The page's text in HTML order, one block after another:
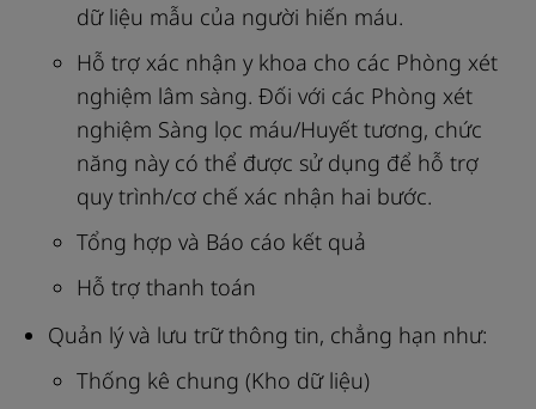
dữ liệu mẫu của người hiến máu.
Hỗ trợ xác nhận y khoa cho các Phòng xét
nghiệm lâm sàng. Đối với các Phòng xét
nghiệm Sàng lọc máu/Huyết tương, chức
năng này có thể được sử dụng để hỗ trợ
quy trình/cơ chế xác nhận hai bước.
Tổng hợp và Báo cáo kết quả
Hỗ trợ thanh toán
Quản lý và lưu trữ thông tin, chẳng hạn như:
Thống kê chung (Kho dữ liệu)